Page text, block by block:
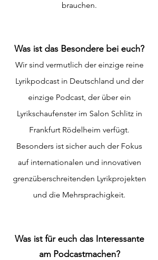
brauchen.
Was ist das Besondere bei euch?
Wir sind vermutlich der einzige reine
Lyrikpodcast in Deutschland und der
einzige Podcast, der über ein
Lyrikschaufenster im Salon Schlitz in
Frankfurt Rödelheim verfügt.
Besonders ist sicher auch der Fokus
auf internationalen und innovativen
grenzüberschreitenden Lyrikprojekten
und die Mehrsprachigkeit.
Was ist für euch das Interessante
am Podcastmachen?